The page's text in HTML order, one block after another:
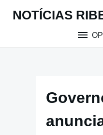
NOTÍCIAS